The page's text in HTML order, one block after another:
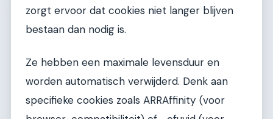
zorgt ervoor dat cookies niet langer blijven
bestaan dan nodig is.
Ze hebben een maximale levensduur en
worden automatisch verwijderd. Denk aan
specifieke cookies zoals ARRAffinity (voor